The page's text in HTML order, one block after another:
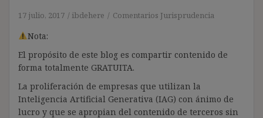
17 julio, 2017 ibdehere Comentarios Jurisprudencia
Nota:
El propósito de este blog es compartir contenido de
forma totalmente GRATUITA.
La proliferación de empresas que utilizan la
Inteligencia Artificial Generativa (IAG) con ánimo de
lucro y que se apropian del contenido de terceros sin